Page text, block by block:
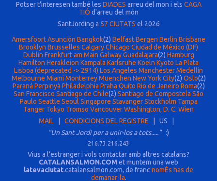
Potser t'interesen també les DIADES arreu del mon i els CAGA
TIÓ d'arreu del món
SantJording a 57 CIUTATS el 2026
AmersfoortAsunción Bangkok(2) BelfastBergen Berlin Brisbane
Brooklyn Brusselles CalgaryChicago Ciudad de México (DF)
Dublin Frankfurt am Main Galway Guadalajara(2) Hamburg
Hamilton Herakleion Kampala Karlsruhe Koeln Kyoto La Plata
Lisboa (deprecated -> 2914) Los Angeles ManchesterMedellín
Melbourne Miami Monterrey Muenchen New York City(2) Oslo(2)
Paraná Perpinyà Philadelphia Praha Quito Rio de Janeiro Roma(2)
San Francisco Santiago de Chile(2) Santiago de Compostela São
Paulo Seattle Seoul Singapore Stavanger Stockholm Tampa
Tanger Tokyo Tromso VancouverWashington, D. C. Wien
MAIL
CONDICIONS DEL REGISTRE | US |
"Un Sant Jordi per a unir-los a tots.....":)
216.73.216.243
Vius a l'estranger i vols contactar amb altres catalans?
CATALANSALMON.COM et muntem una web
latevaciutat.catalansalmon.com, de franc nomÈs has de
demanar-la.